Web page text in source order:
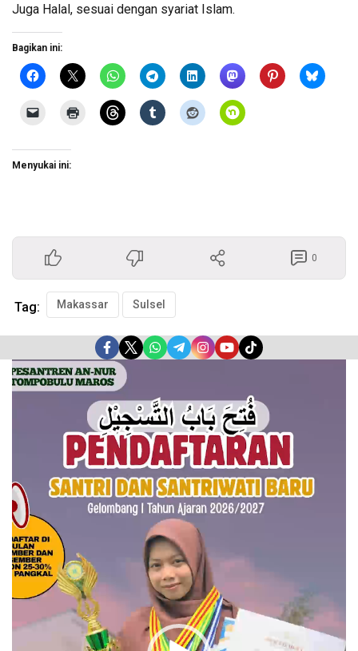
Juga Halal, sesuai dengan syariat Islam.
Bagikan ini:
Menyukai ini:
0
Tag: Makassar Sulsel
Pemutar
Video